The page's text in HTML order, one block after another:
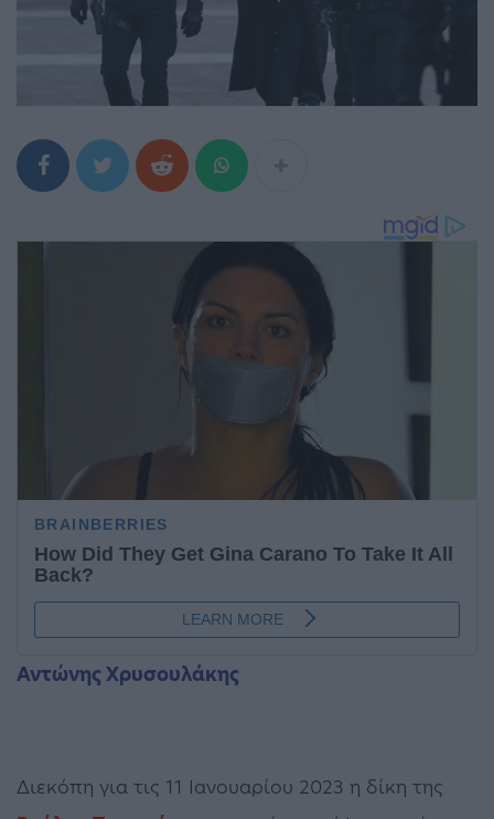
Αντώνης Χρυσουλάκης
Διεκόπη για τις 11 Ιανουαρίου 2023 η δίκη της